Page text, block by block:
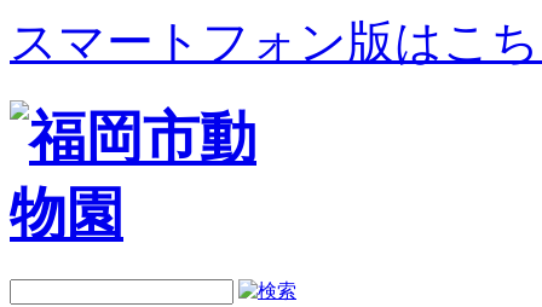
スマートフォン版はこ